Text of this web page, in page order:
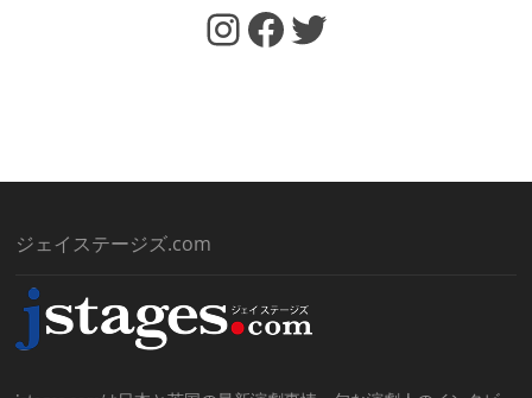
https://www.facebook.com/jstages/ Facebook Twitter
ジェイステージズ.com